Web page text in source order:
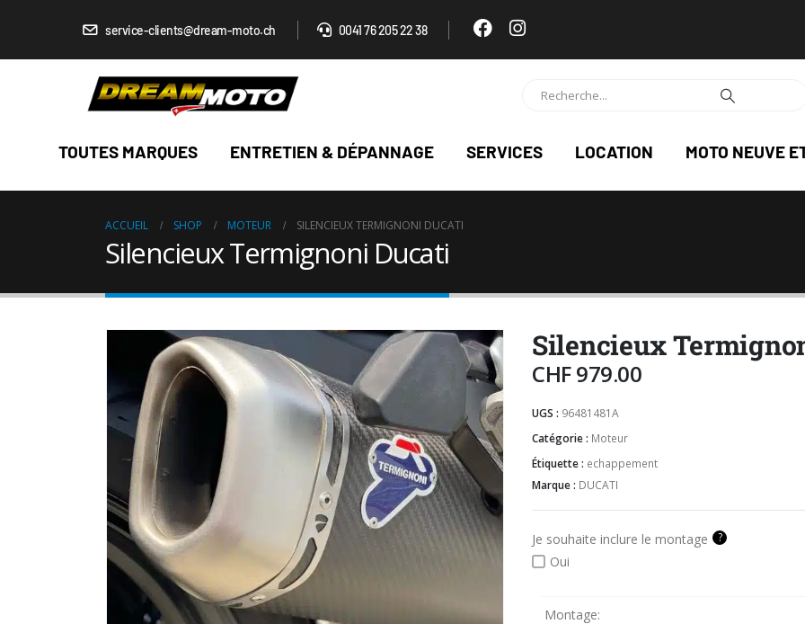
service-clients@dream-moto.ch 0041 76 205 22 38
TOUTES MARQUES ENTRETIEN & DÉPANNAGE SERVICES LOCATION MOTO NEUVE
ACCUEIL SHOP MOTEUR SILENCIEUX TERMIGNONI DUCATI
Silencieux Termignoni Ducati
Silencieux
CHF979.00
UGS : 96481481A
Catégorie : Moteur
Étiquette : echappement
Marque : DUCATI
Je souhaite inclure le montage ?
Oui
Montage: